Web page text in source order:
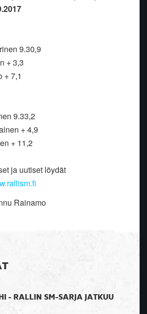
9.30,9
+ 3,3
+ 7,1
9.33,2
+ 4,9
+ 11,2
ja uutiset löydät
Rainamo
- RALLIN SM-SARJA JATKUU